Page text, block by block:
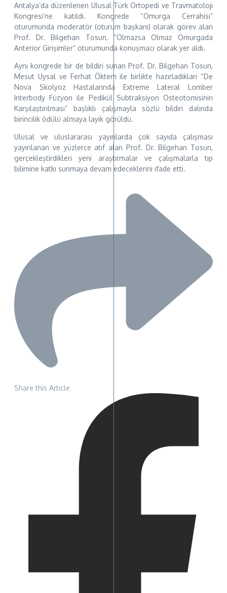
Antalya’da düzenlenen Ulusal Türk Ortopedi ve Travmatoloji
Kongresi’ne katıldı. Kongrede “Omurga Cerrahisi”
oturumunda moderatör (oturum başkanı) olarak görev alan
Prof. Dr. Bilgehan Tosun, “Olmazsa Olmaz Omurgada
Anterior Girişimler” oturumunda konuşmacı olarak yer aldı.
Aynı kongrede bir de bildiri sunan Prof. Dr. Bilgehan Tosun,
Mesut Uysal ve Ferhat Öktem ile birlikte hazırladıkları “De
Nova Skolyoz Hastalarında Extreme Lateral Lomber
Interbody Füzyon ile Pedikül Subtraksiyon Osteotomisinin
Karşılaştırılması” başlıklı çalışmayla sözlü bildiri dalında
birincilik ödülü almaya layık görüldü.
Ulusal ve uluslararası yayınlarda çok sayıda çalışması
yayınlanan ve yüzlerce atıf alan Prof. Dr. Bilgehan Tosun,
gerçekleştirdikleri yeni araştırmalar ve çalışmalarla tıp
bilimine katkı sunmaya devam edeceklerini ifade etti.
Share this Article